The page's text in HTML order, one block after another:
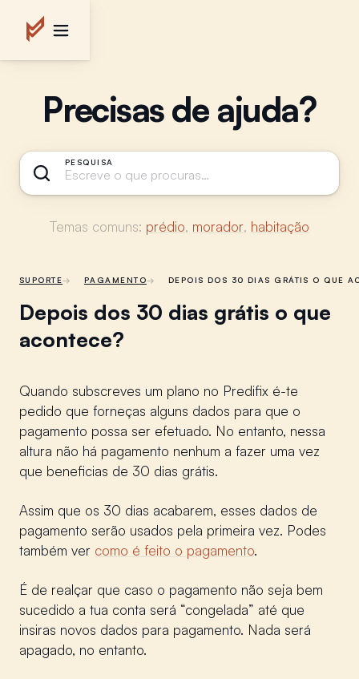
Precisas de ajuda?
PESQUISA
Temas comuns: prédio, morador, habitação
SUPORTE PAGAMENTO DEPOIS DOS 30 DIAS GRÁTIS O QUE
Depois dos 30 dias grátis o que
acontece?
Quando subscreves um plano no Predifix é-te
pedido que forneças alguns dados para que o
pagamento possa ser efetuado. No entanto, nessa
altura não há pagamento nenhum a fazer uma vez
que beneficias de 30 dias grátis.
Assim que os 30 dias acabarem, esses dados de
pagamento serão usados pela primeira vez. Podes
também ver como é feito o pagamento.
É de realçar que caso o pagamento não seja bem
sucedido a tua conta será “congelada” até que
insiras novos dados para pagamento. Nada será
apagado, no entanto.